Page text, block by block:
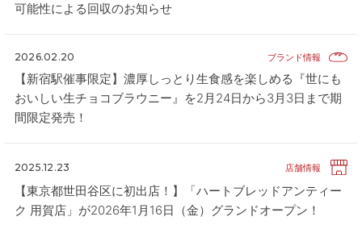
可能性による回収のお知らせ
ブランド情報
2026.02.20
【新宿駅催事限定】濃厚しっとり生食感を楽しめる『世にも
おいしい生チョコブラウニー』を2月24日から3月3日まで期
間限定発売！
店舗情報
2025.12.23
【東京都世田谷区に初出店！】「ハートブレッドアンティー
ク 用賀店」が2026年1月16日（金）グランドオープン！